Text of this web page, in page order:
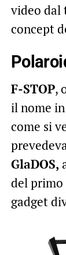
video dal
concept
F-STOP,
il nome
come si
GlaDOS,
del primo
gadget